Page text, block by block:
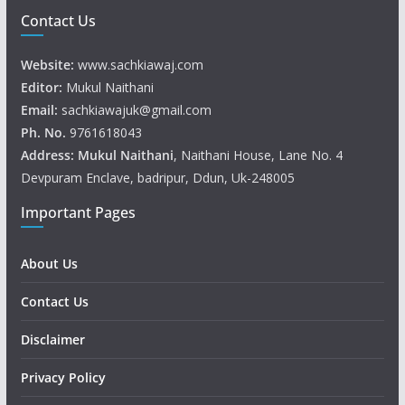
Contact Us
Website: www.sachkiawaj.com
Editor: Mukul Naithani
Email: sachkiawajuk@gmail.com
Ph. No. 9761618043
Address: Mukul Naithani, Naithani House, Lane No. 4
Devpuram Enclave, badripur, Ddun, Uk-248005
Important Pages
About Us
Contact Us
Disclaimer
Privacy Policy